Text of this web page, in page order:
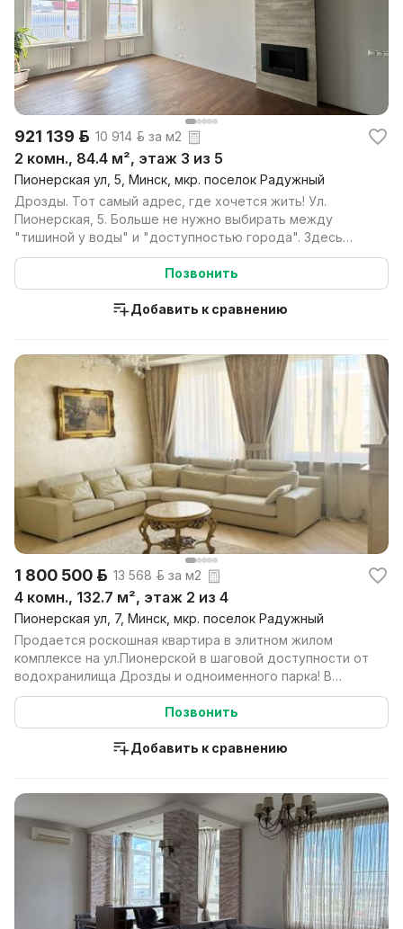
921 139 р. 10 914 р. за м2
2 комн., 84.4 м², этаж 3 из 5
Пионерская ул, 5, Минск, мкр. поселок Радужный
Дрозды. Тот самый адрес, где хочется жить! Ул.
Пионерская, 5. Больше не нужно выбирать между
"тишиной у воды" и "доступностью города". Здесь
есть и то...
Позвонить
Добавить к сравнению
1 800 500 р. 13 568 р. за м2
4 комн., 132.7 м², этаж 2 из 4
Пионерская ул, 7, Минск, мкр. поселок Радужный
Продается роскошная квартира в элитном жилом
комплексе на ул.Пионерской в шаговой доступности от
водохранилища Дрозды и одноименного парка! В
стоимост...
Позвонить
Добавить к сравнению